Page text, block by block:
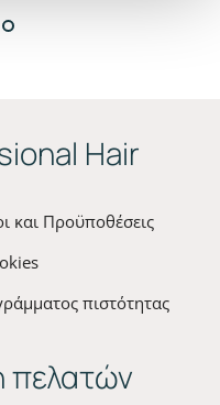
Hair
και Προϋποθέσεις
πιστότητας
πελατών